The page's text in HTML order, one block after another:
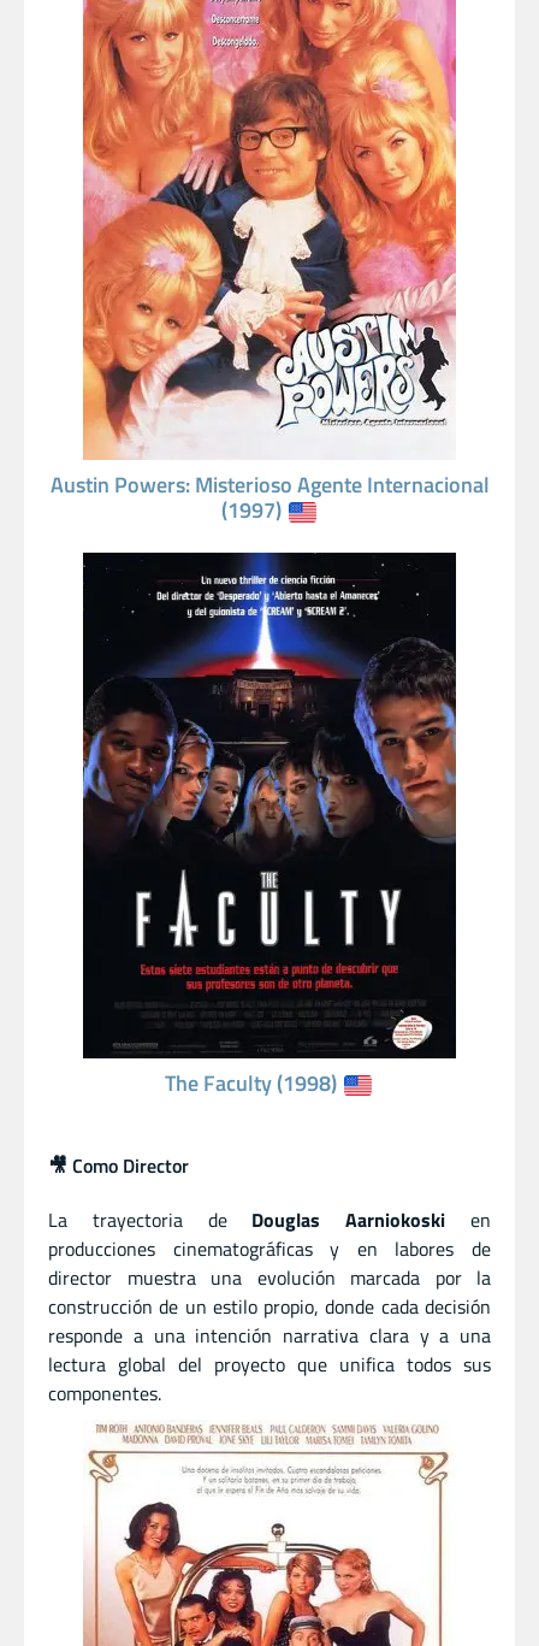
Austin Powers: Misterioso Agente Internacional
(1997)
The Faculty (1998)
🎥 Como Director
La trayectoria de Douglas Aarniokoski en
producciones cinematográficas y en labores de
director muestra una evolución marcada por la
construcción de un estilo propio, donde cada decisión
responde a una intención narrativa clara y a una
lectura global del proyecto que unifica todos sus
componentes.